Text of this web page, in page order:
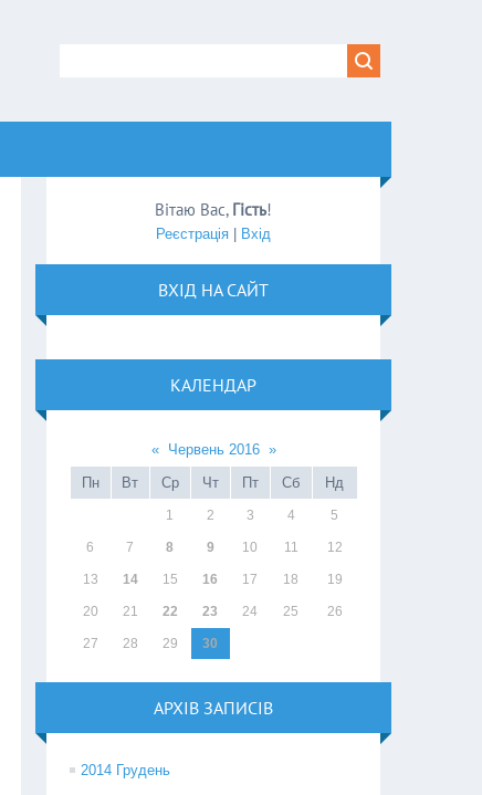
Вітаю Вас, Гість!
Реєстрація Вхід
ВХІД НА САЙТ
КАЛЕНДАР
« Червень 2016 »
Пн
Вт Ср Чт Пт Сб Нд
1 2 3 4 5
6 7 8 9 10 11 12
13 14 15 16 17 18 19
20 21 22 23 24 25 26
27 28 29 30
АРХІВ ЗАПИСІВ
2014 Грудень